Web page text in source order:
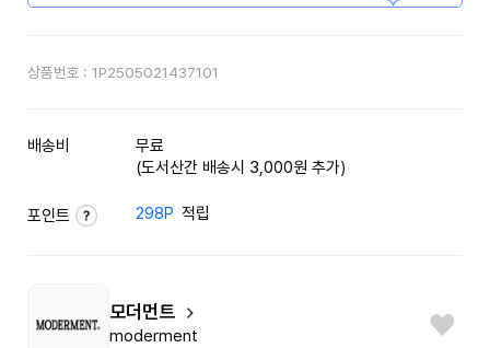
상품번호 : 1P2505021437101
배송비
무료
(도서산간 배송시 3,000원 추가)
포인트 298P 적립
모더먼트
moderment